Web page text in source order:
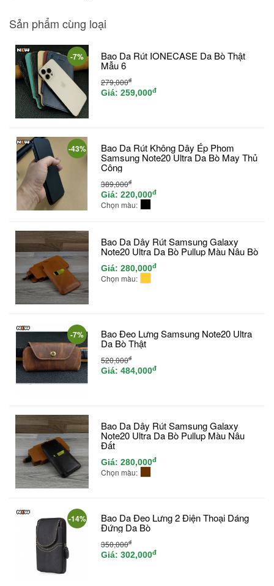
Sản phẩm cùng loại
-7% Bao Da Rút IONECASE Da Bò Thật
Mẫu 6
279,000đ
Giá: 259,000đ
-43% Bao Da Rút Không Dây Ép Phom
Samsung Note20 Ultra Da Bò May Thủ
Công
389,000đ
Giá: 220,000đ
Chọn màu:
Bao Da Dây Rút Samsung Galaxy
Note20 Ultra Da Bò Pullup Màu Nâu Bò
Giá: 280,000đ
Chọn màu:
-7% Bao Đeo Lưng Samsung Note20 Ultra
Da Bò Thật
520,000đ
Giá: 484,000đ
Bao Da Dây Rút Samsung Galaxy
Note20 Ultra Da Bò Pullup Màu Nâu
Đất
Giá: 280,000đ
Chọn màu:
-14% Bao Da Đeo Lưng 2 Điện Thoại Dáng
Đứng Da Bò
350,000đ
Giá: 302,000đ